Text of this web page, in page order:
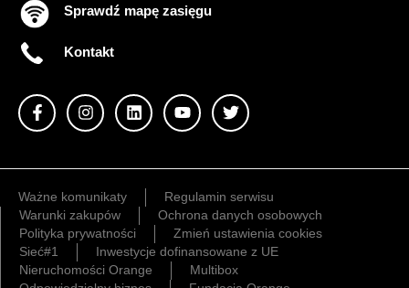
Sprawdź mapę zasięgu
Kontakt
Ważne komunikaty
Regulamin serwisu
Warunki zakupów
Ochrona danych osobowych
Polityka prywatności
Zmień ustawienia cookies
Sieć#1
Inwestycje dofinansowane z UE
Nieruchomości Orange
Multibox